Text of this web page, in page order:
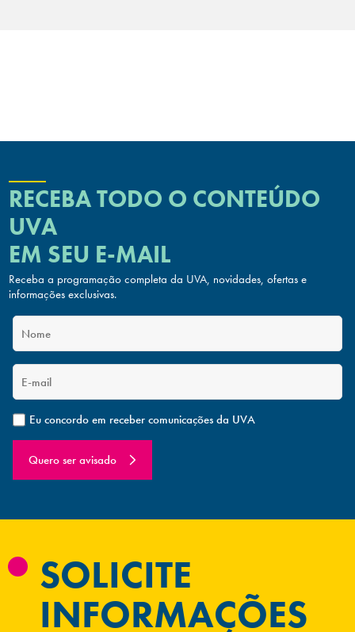
RECEBA TODO O CONTEÚDO
UVA
EM SEU E-MAIL
Receba a programação completa da UVA, novidades, ofertas e
informações exclusivas.
Eu concordo em receber comunicações da UVA
Quero ser avisado
SOLICITE
INFORMAÇÕES